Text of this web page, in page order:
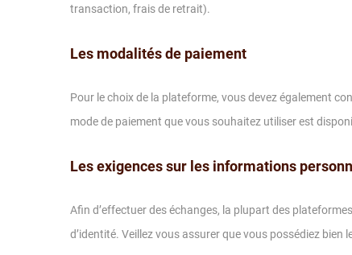
transaction, frais de retrait).
Les modalités de paiement
Pour le choix de la plateforme, vous devez également
mode de paiement que vous souhaitez utiliser est
Les exigences sur les informations
Afin d’effectuer des échanges, la plupart des
d’identité. Veillez vous assurer que vous possédiez bien